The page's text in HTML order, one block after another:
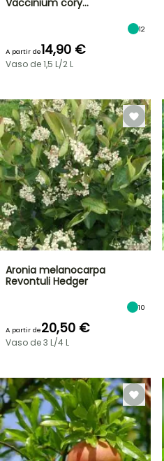
Vaccinium cory…
12
A partir de14,90 €
Vaso de 1,5 L/2 L
Aronia melanocarpa
Revontuli Hedger
10
A partir de20,50 €
Vaso de 3 L/4 L